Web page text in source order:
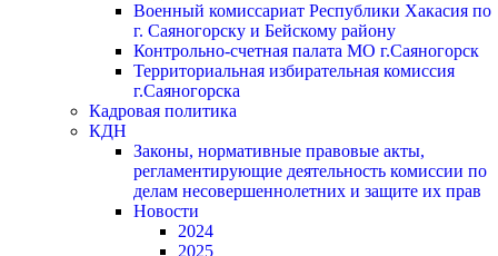
Военный комиссариат Республики Хакасия по
г. Саяногорску и Бейскому району
Контрольно-счетная палата МО г.Саяногорск
Территориальная избирательная комиссия
г.Саяногорска
Кадровая политика
КДН
Законы, нормативные правовые акты,
регламентирующие деятельность комиссии по
делам несовершеннолетних и защите их прав
Новости
2024
2025